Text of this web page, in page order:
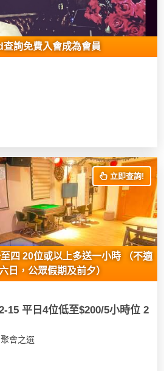
詢免費入會成為會員
立即查詢!
四 20位或以上多送一小時 （不適
日，公眾假期及前夕）
15 平日4位低至$200/5小時位 2
會之選